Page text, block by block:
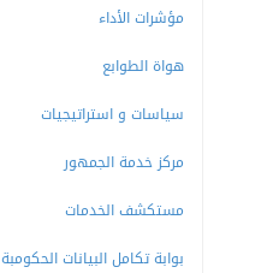
مؤشرات الأداء
هواة الطوابع
سياسات و استراتيجيات
مركز خدمة الجمهور
مستكشف الخدمات
بوابة تكامل البيانات الحكومبة